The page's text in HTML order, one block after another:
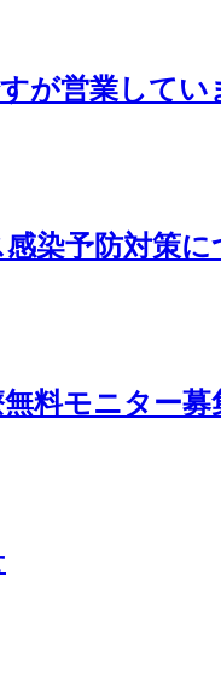
が営業してい
染予防対策に
料モニター募